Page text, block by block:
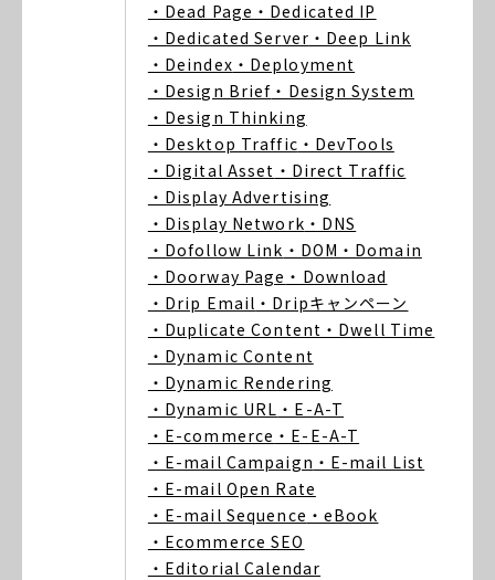
・Dead Page ・Dedicated IP
・Dedicated Server ・Deep Link
・Deindex ・Deployment
・Design Brief ・Design System
・Design Thinking
・Desktop Traffic ・DevTools
・Digital Asset ・Direct Traffic
・Display Advertising
・Display Network ・DNS
・Dofollow Link ・DOM ・Domain
・Doorway Page ・Download
・Drip Email ・Dripキャンペーン
・Duplicate Content ・Dwell Time
・Dynamic Content
・Dynamic Rendering
・Dynamic URL ・E-A-T
・E-commerce ・E-E-A-T
・E-mail Campaign ・E-mail List
・E-mail Open Rate
・E-mail Sequence ・eBook
・Ecommerce SEO
・Editorial Calendar